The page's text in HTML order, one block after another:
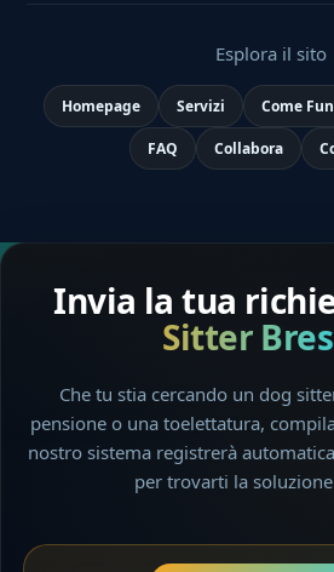
Esplora il sito
Homepage Servizi Come
FAQ Collabora
Invia la tua
Sitter
Che tu stia cercando un dog
pensione o una toelettatura,
nostro sistema registrerà
per trovarti la